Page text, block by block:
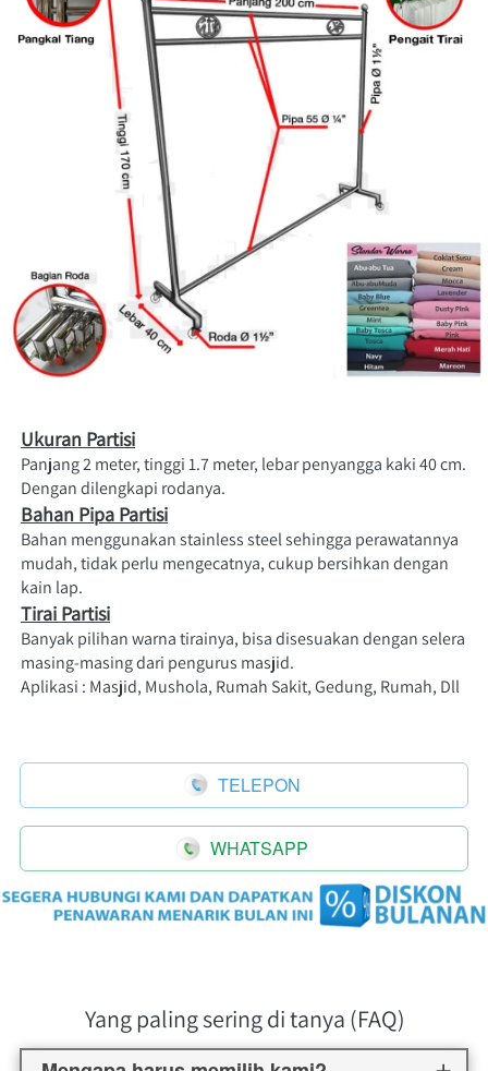
Ukuran Partisi
Panjang 2 meter, tinggi 1.7 meter, lebar penyangga kaki 40 cm.
Dengan dilengkapi rodanya.
Bahan Pipa Partisi
Bahan menggunakan stainless steel sehingga perawatannya
mudah, tidak perlu mengecatnya, cukup bersihkan dengan
kain lap.
Tirai Partisi
Banyak pilihan warna tirainya, bisa disesuakan dengan selera
masing-masing dari pengurus masjid.
Aplikasi : Masjid, Mushola, Rumah Sakit, Gedung, Rumah, Dll
` TELEPON
` WHATSAPP
Yang paling sering di tanya (FAQ)